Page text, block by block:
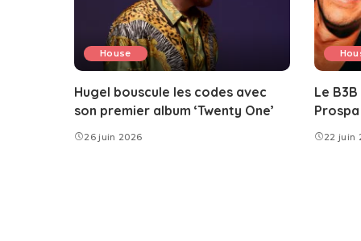
House
Hugel bouscule les codes avec
son premier album ‘Twenty One’
26 juin 2026
Le
22 juin